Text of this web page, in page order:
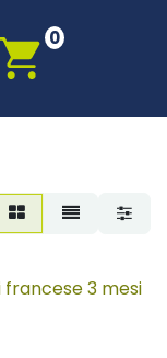
0
francese 3 mesi